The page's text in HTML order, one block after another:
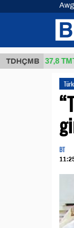
TDHÇMB
37,8 ТМТ
BT